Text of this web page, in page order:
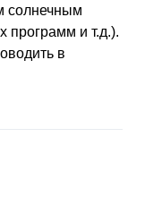
солнечным
программ и т.д.).
в